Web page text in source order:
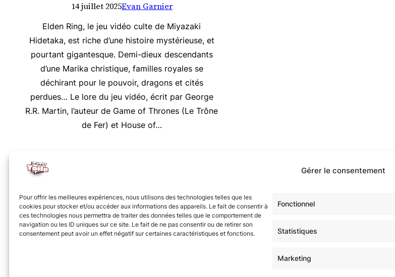
Gérer le consentement
Pour offrir les meilleures expériences, nous utilisons des technologies telles que les
cookies pour stocker et/ou accéder aux informations des appareils. Le fait de consentir à
ces technologies nous permettra de traiter des données telles que le comportement de
navigation ou les ID uniques sur ce site. Le fait de ne pas consentir ou de retirer son
consentement peut avoir un effet négatif sur certaines caractéristiques et fonctions.
Fonctionnel
Statistiques
Marketing
14 juillet 2025Evan Garnier
Elden Ring, le jeu vidéo culte de Miyazaki
Hidetaka, est riche d’une histoire mystérieuse, et
pourtant gigantesque. Demi-dieux descendants
d’une Marika christique, familles royales se
déchirant pour le pouvoir, dragons et cités
perdues… Le lore du jeu vidéo, écrit par George
R.R. Martin, l’auteur de Game of Thrones (Le Trône
de Fer) et House of…